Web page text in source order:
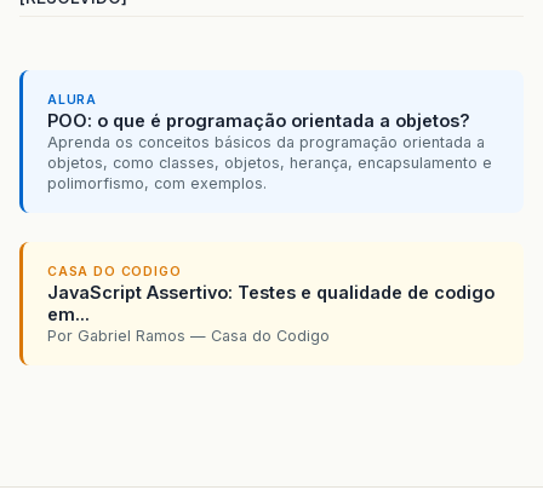
ALURA
POO: o que é programação orientada a objetos?
Aprenda os conceitos básicos da programação orientada a
objetos, como classes, objetos, herança, encapsulamento e
polimorfismo, com exemplos.
CASA DO CODIGO
JavaScript Assertivo: Testes e qualidade de codigo
em...
Por Gabriel Ramos — Casa do Codigo